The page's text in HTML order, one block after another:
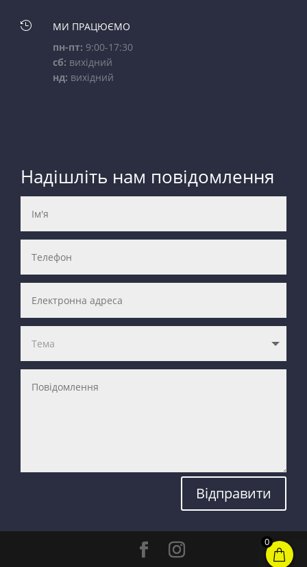

МИ ПРАЦЮЄМО
пн-пт: 9:00-17:30
сб: вихідний
нд: вихідний
Надішліть нам повідомлення
Відправити
0